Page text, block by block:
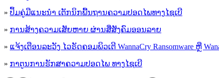
» ປຶ້ມຄູ່ມືແນະນໍາ ເຕັກນິກພື້ນຖານຄວາມປອດໄພທາງໄຊເບີ
» ການສ້າງຄວາມເສັຍຫາຍ ຜ່ານສື່ສັງຄົມອອນລາຍ
» ແຈ້ງເຕືອນລະວັງ ໄວຣັດຄອມພິວເຕີ WannaCry Ransomware ຫຼື
» ກາຕູນການຮັກສາຄວາມປອດໄພ ທາງໄຊເບີ